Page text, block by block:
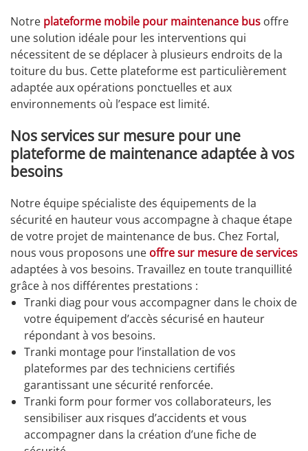
Notre plateforme mobile pour maintenance bus offre
une solution idéale pour les interventions qui
nécessitent de se déplacer à plusieurs endroits de la
toiture du bus. Cette plateforme est particulièrement
adaptée aux opérations ponctuelles et aux
environnements où l’espace est limité.
Nos services sur mesure pour une
plateforme de maintenance adaptée à vos
besoins
Notre équipe spécialiste des équipements de la
sécurité en hauteur vous accompagne à chaque étape
de votre projet de maintenance de bus. Chez Fortal,
nous vous proposons une offre sur mesure de services
adaptées à vos besoins. Travaillez en toute tranquillité
grâce à nos différentes prestations :
Tranki diag pour vous accompagner dans le choix de
votre équipement d’accès sécurisé en hauteur
répondant à vos besoins.
Tranki montage pour l’installation de vos
plateformes par des techniciens certifiés
garantissant une sécurité renforcée.
Tranki form pour former vos collaborateurs, les
sensibiliser aux risques d’accidents et vous
accompagner dans la création d’une fiche de